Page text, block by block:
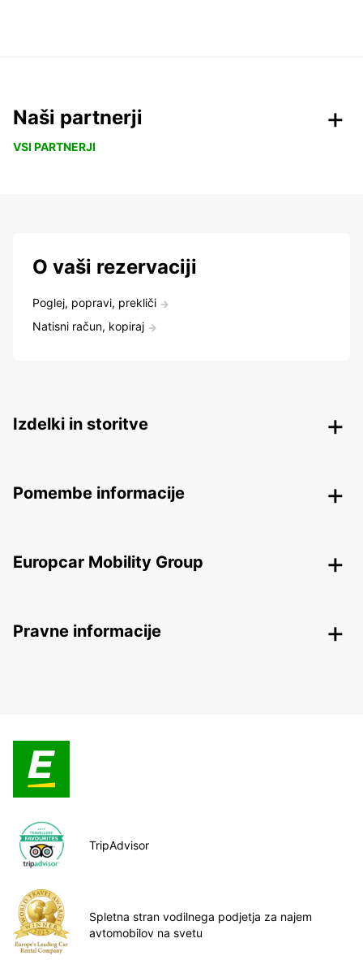
Naši partnerji
VSI PARTNERJI
O vaši rezervaciji
Poglej, popravi, prekliči
Natisni račun, kopiraj
Izdelki in storitve
Pomembe informacije
Europcar Mobility Group
Pravne informacije
TripAdvisor
Spletna stran vodilnega podjetja za najem
avtomobilov na svetu